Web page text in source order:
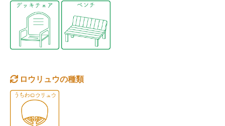
ロウリュウの種類